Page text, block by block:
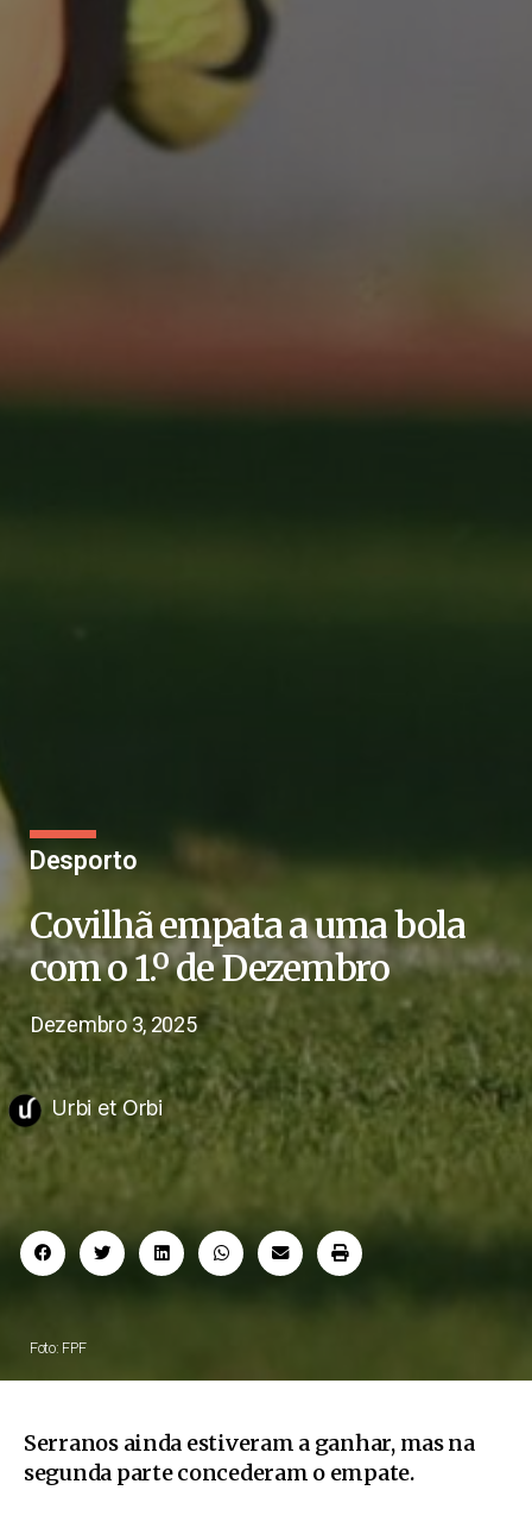
Desporto
Covilhã empata a uma bola
com o 1.º de Dezembro
Dezembro 3, 2025
Urbi et Orbi
Foto: FPF
Serranos ainda estiveram a ganhar, mas na
segunda parte concederam o empate.